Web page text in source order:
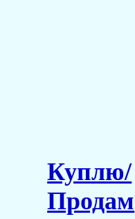
Куплю/
Продам